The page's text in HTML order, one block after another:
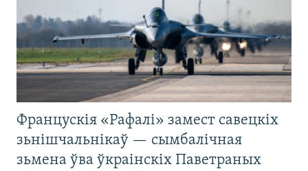
Францускія «Рафалі» замест савецкіх
зьнішчальнікаў — сымбалічная
зьмена ўва ўкраінскіх Паветраных